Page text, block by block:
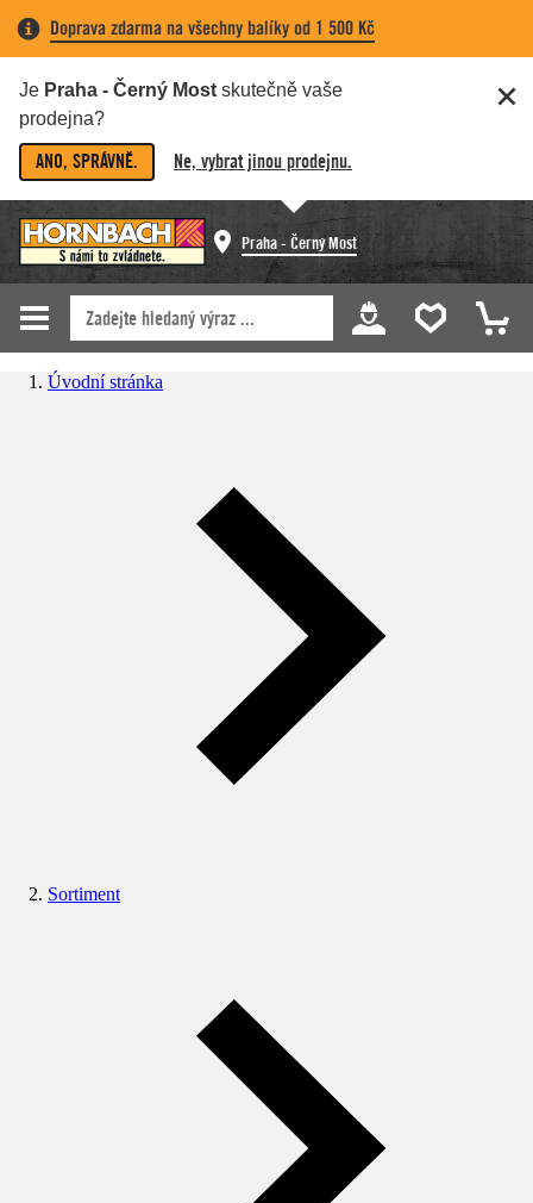
Doprava zdarma na všechny balíky od 1 500 Kč
Je Praha - Černý Most skutečně vaše
prodejna?
ANO, SPRÁVNĚ. Ne, vybrat jinou prodejnu.
Praha - Černý Most
Úvodní stránka
Sortiment